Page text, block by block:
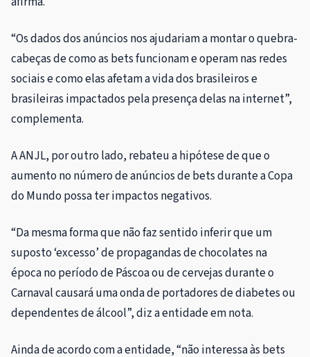
“Os dados dos anúncios nos ajudariam a montar o quebra-
cabeças de como as bets funcionam e operam nas redes
sociais e como elas afetam a vida dos brasileiros e
brasileiras impactados pela presença delas na internet”,
complementa.
A ANJL, por outro lado, rebateu a hipótese de que o
aumento no número de anúncios de bets durante a Copa
do Mundo possa ter impactos negativos.
“Da mesma forma que não faz sentido inferir que um
suposto ‘excesso’ de propagandas de chocolates na
época no período de Páscoa ou de cervejas durante o
Carnaval causará uma onda de portadores de diabetes ou
dependentes de álcool”, diz a entidade em nota.
Ainda de acordo com a entidade, “não interessa às bets